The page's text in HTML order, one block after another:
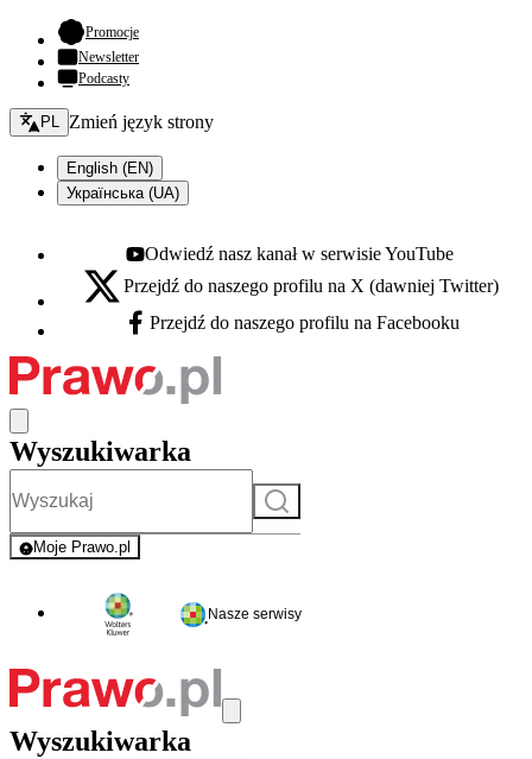
Promocje- otwiera się w nowej karcie
Newsletter
Podcasty
Zmień język - bieżący:
PL Zmień język strony
English (EN)
Українська (UA)
Youtube - otwiera się w nowej karcie
Odwiedź nasz kanał w serwisie YouTube
X - otwiera się w nowej karcie
Przejdź do naszego profilu na X (dawniej Twitter)
Facebook - otwiera się w nowej karcie
Przejdź do naszego profilu na Facebooku
Wyszukiwarka
Szukaj
Moje Prawo.pl
- rejestracja i logowanie do serwisu
Nasze serwisy
Wyszukiwarka